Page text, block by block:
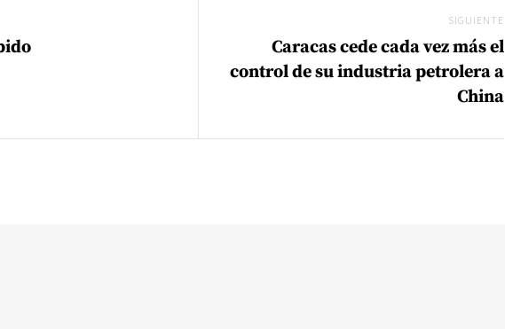
SIGUIENTE
Caracas cede cada vez más el
control de su industria petrolera a
China